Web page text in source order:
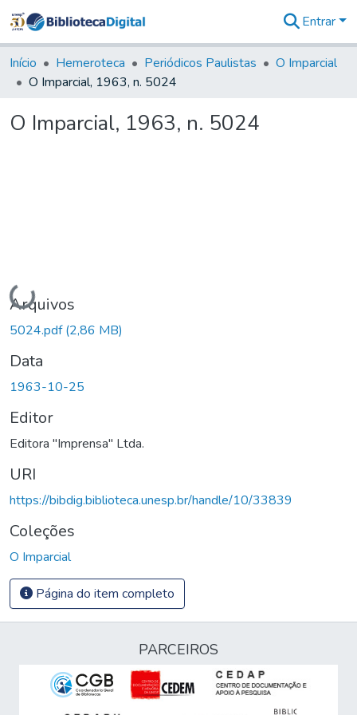
&
Coleções
Tudo na
Digital
Entrar
Início Hemeroteca Periódicos Paulistas
O Imparcial
O Imparcial, 1963, n. 5024
O Imparcial, 1963, n. 5024
Carregando...
Arquivos
5024.pdf(2,86 MB)
Data
1963-10-25
Editor
Editora "Imprensa" Ltda.
URI
https://bibdig.biblioteca.unesp.br/handle/10/33839
Coleções
O Imparcial
Página do item completo
PARCEIROS